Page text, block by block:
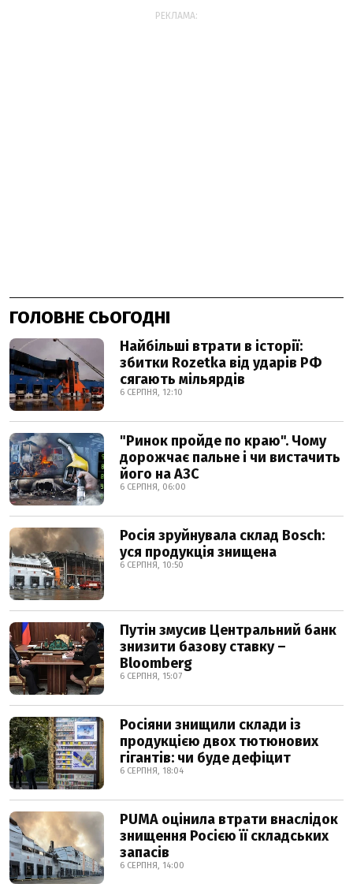
РЕКЛАМА:
ГОЛОВНЕ СЬОГОДНІ
Найбільші втрати в історії:
збитки Rozetka від ударів РФ
сягають мільярдів
6 СЕРПНЯ, 12:10
"Ринок пройде по краю". Чому
дорожчає пальне і чи вистачить
його на АЗС
6 СЕРПНЯ, 06:00
Росія зруйнувала склад Bosch:
уся продукція знищена
6 СЕРПНЯ, 10:50
Путін змусив Центральний банк
знизити базову ставку –
Bloomberg
6 СЕРПНЯ, 15:07
Росіяни знищили склади із
продукцією двох тютюнових
гігантів: чи буде дефіцит
6 СЕРПНЯ, 18:04
PUMA оцінила втрати внаслідок
знищення Росією її складських
запасів
6 СЕРПНЯ, 14:00